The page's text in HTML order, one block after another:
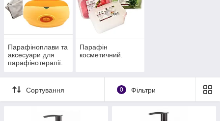
Парафіноплави та
аксесуари для
парафінотерапії.
Парафін
косметичний.
Сортування 0 Фільтри